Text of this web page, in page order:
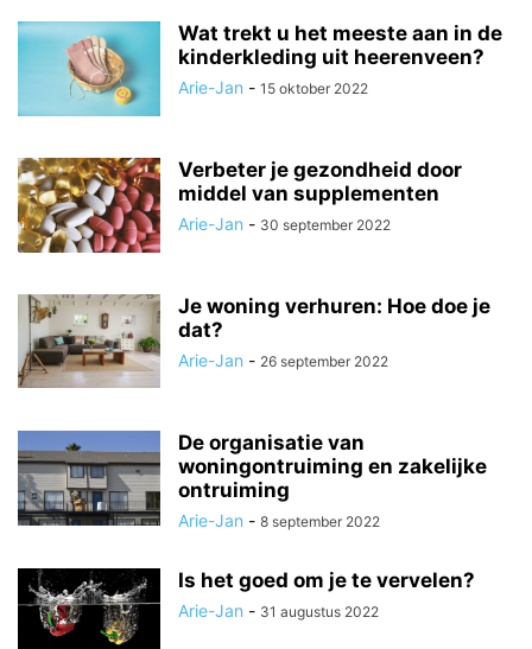
Wat trekt u het meeste aan in de
kinderkleding uit heerenveen?
Arie-Jan - 15 oktober 2022
Verbeter je gezondheid door
middel van supplementen
Arie-Jan - 30 september 2022
Je woning verhuren: Hoe doe je
dat?
Arie-Jan - 26 september 2022
De organisatie van
woningontruiming en zakelijke
ontruiming
Arie-Jan - 8 september 2022
Is het goed om je te vervelen?
Arie-Jan - 31 augustus 2022